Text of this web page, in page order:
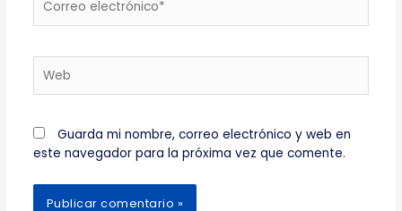
electrónico*
Guarda mi nombre, correo electrónico y web en
este navegador para la próxima vez que comente.